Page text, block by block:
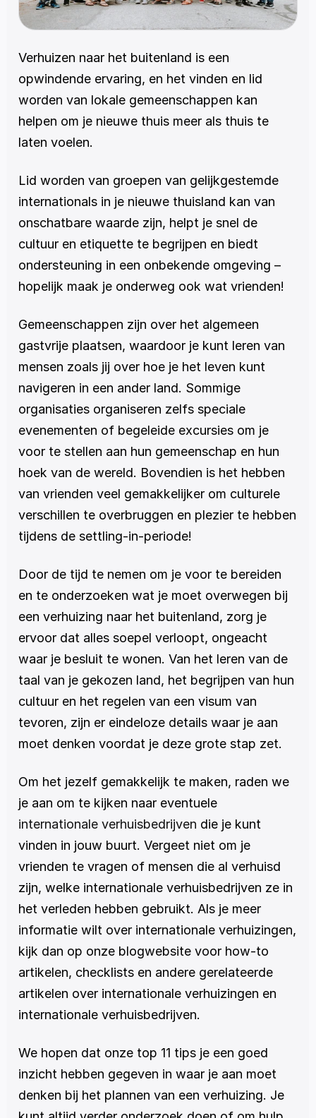
Verhuizen naar het buitenland is een
opwindende ervaring, en het vinden en lid
worden van lokale gemeenschappen kan
helpen om je nieuwe thuis meer als thuis te
laten voelen.
Lid worden van groepen van gelijkgestemde
internationals in je nieuwe thuisland kan van
onschatbare waarde zijn, helpt je snel de
cultuur en etiquette te begrijpen en biedt
ondersteuning in een onbekende omgeving –
hopelijk maak je onderweg ook wat vrienden!
Gemeenschappen zijn over het algemeen
gastvrije plaatsen, waardoor je kunt leren van
mensen zoals jij over hoe je het leven kunt
navigeren in een ander land. Sommige
organisaties organiseren zelfs speciale
evenementen of begeleide excursies om je
voor te stellen aan hun gemeenschap en hun
hoek van de wereld. Bovendien is het hebben
van vrienden veel gemakkelijker om culturele
verschillen te overbruggen en plezier te hebben
tijdens de settling-in-periode!
Door de tijd te nemen om je voor te bereiden
en te onderzoeken wat je moet overwegen bij
een verhuizing naar het buitenland, zorg je
ervoor dat alles soepel verloopt, ongeacht
waar je besluit te wonen. Van het leren van de
taal van je gekozen land, het begrijpen van hun
cultuur en het regelen van een visum van
tevoren, zijn er eindeloze details waar je aan
moet denken voordat je deze grote stap zet.
Om het jezelf gemakkelijk te maken, raden we
internationale verhuisbedrijven die je kunt
vinden in jouw buurt. Vergeet niet om je
vrienden te vragen of mensen die al verhuisd
zijn, welke internationale verhuisbedrijven ze in
het verleden hebben gebruikt. Als je meer
informatie wilt over internationale verhuizingen,
kijk dan op onze blogwebsite voor how-to
artikelen, checklists en andere gerelateerde
artikelen over internationale verhuizingen en
internationale verhuisbedrijven.
We hopen dat onze top 11 tips je een goed
inzicht hebben gegeven in waar je aan moet
denken bij het plannen van een verhuizing. Je